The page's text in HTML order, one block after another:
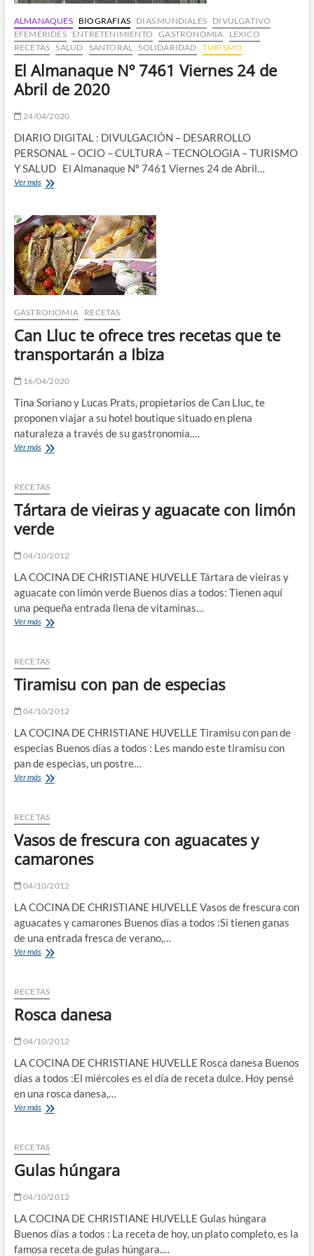
ALMANAQUES BIOGRAFIAS DIAS MUNDIALES
DIVULGATIVO
EFEMÉRIDES
ENTRETENIMIENTO GASTRONOMIA
LEXICO
RECETAS SALUD SANTORAL SOLIDARIDAD TURISMO
El Almanaque Nº 7461 Viernes 24 de
Abril de 2020
24/04/2020
DIARIO DIGITAL : DIVULGACIÓN – DESARROLLO
PERSONAL – OCIO – CULTURA – TECNOLOGIA – TURISMO
Y SALUD El Almanaque Nº 7461 Viernes 24 de Abril…
Ver másEl
7461
Viernes
24
de
Abril
de
2020
GASTRONOMIA
RECETAS
Can Lluc te ofrece tres recetas que te
transportarán a Ibiza
16/04/2020
Tina Soriano y Lucas Prats, propietarios de Can Lluc, te
proponen viajar a su hotel boutique situado en plena
naturaleza a través de su gastronomía.…
Ver másCan
ofrece
tres
recetas
que
te
a
Ibiza
RECETAS
Tártara de vieiras y aguacate con limón
verde
04/10/2012
LA COCINA DE CHRISTIANE HUVELLE Tártara de vieiras y
aguacate con limón verde Buenos días a todos: Tienen aquí
una pequeña entrada llena de vitaminas…
Ver másTártara
y
aguacate
con
verde
RECETAS
Tiramisu con pan de especias
04/10/2012
LA COCINA DE CHRISTIANE HUVELLE Tiramisu con pan de
especias Buenos días a todos : Les mando este tiramisu con
pan de especias, un postre…
Ver másTiramisu
de
especias
RECETAS
Vasos de frescura con aguacates y
camarones
04/10/2012
LA COCINA DE CHRISTIANE HUVELLE Vasos de frescura con
aguacates y camarones Buenos días a todos :Si tienen ganas
de una entrada fresca de verano,…
Ver másVasos
con
aguacates
y
RECETAS
Rosca danesa
04/10/2012
LA COCINA DE CHRISTIANE HUVELLE Rosca danesa Buenos
días a todos :El miércoles es el día de receta dulce. Hoy pensé
en una rosca danesa,…
Ver másRosca
RECETAS
Gulas húngara
04/10/2012
LA COCINA DE CHRISTIANE HUVELLE Gulas húngara
Buenos días a todos : La receta de hoy, un plato completo, es la
famosa receta de gulas húngara.…